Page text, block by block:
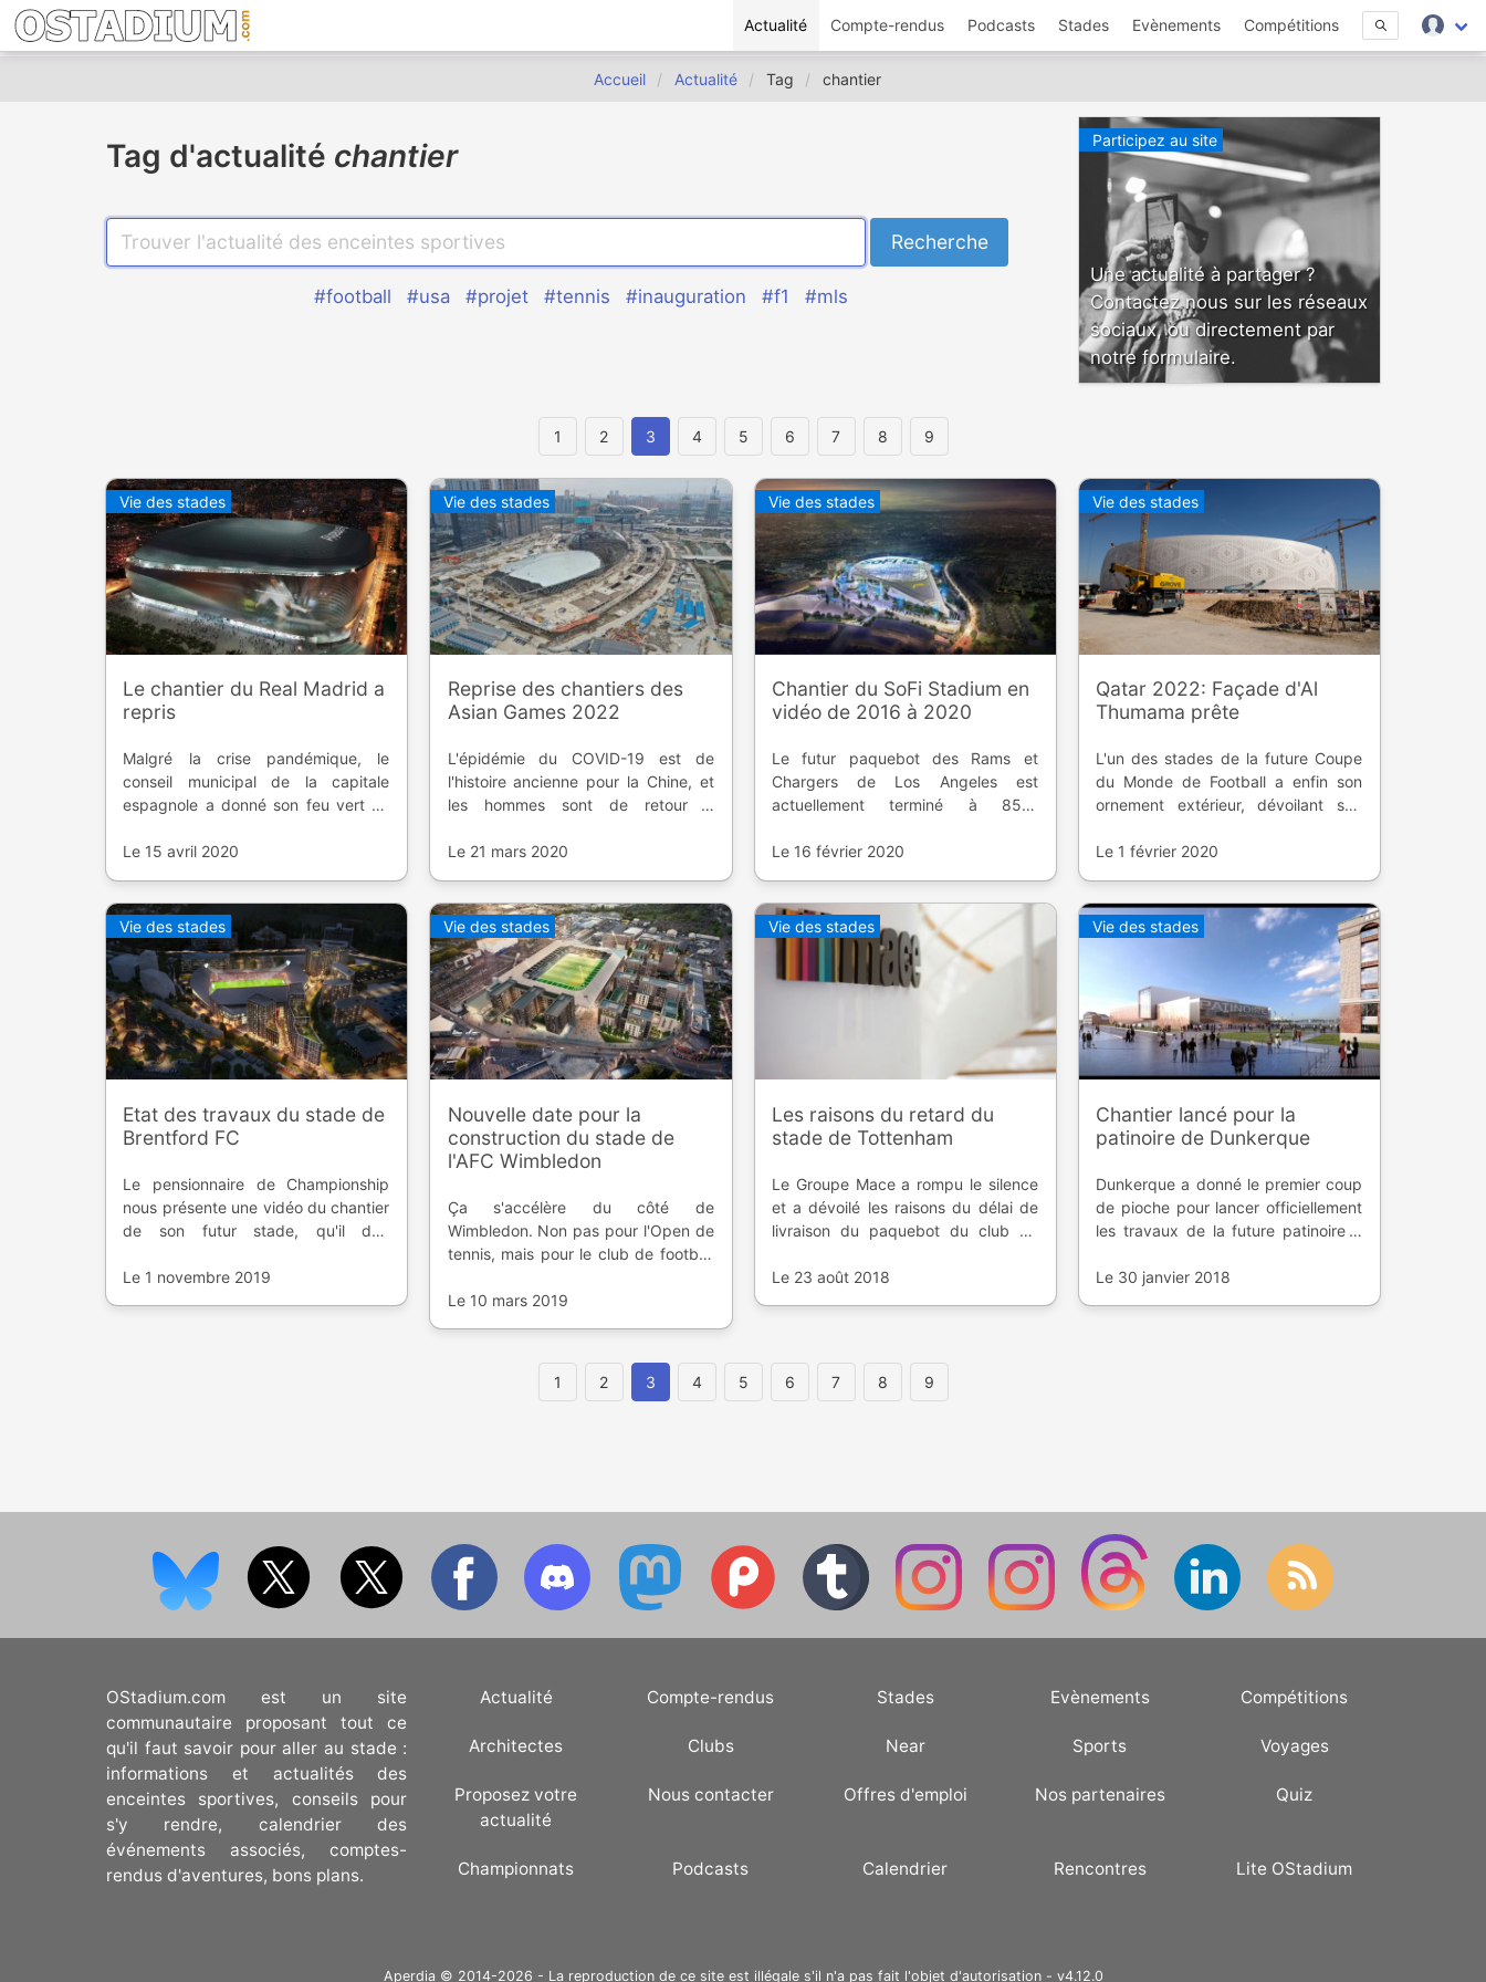
Actualité Compte-rendus Podcasts Stades Evènements Compétitions
Accueil Actualité Tag chantier
Tag d'actualité chantier
#football #usa #projet #tennis #inauguration #f1 #mls
Participez au site
Une actualité à partager ?
Contactez nous sur les réseaux
sociaux, ou directement par
notre formulaire.
1 2 3 4 5 6 7 8 9
Vie des stades
Le chantier du Real Madrid a
repris
Malgré la crise pandémique, le
conseil municipal de la capitale
espagnole a donné son feu vert au
son stade.
Le 15 avril 2020
Vie des stades
Reprise des chantiers des
Asian Games 2022
L'épidémie du COVID-19 est de
l'histoire ancienne pour la Chine, et
les hommes sont de retour à
des Jeux Asiatiques.
Le 21 mars 2020
Vie des stades
Chantier du SoFi Stadium en
vidéo de 2016 à 2020
Le futur paquebot des Rams et
Chargers de Los Angeles est
actuellement terminé à 85%.
2016 à nos jours.
Le 16 février 2020
Vie des stades
Qatar 2022: Façade d'Al
Thumama prête
L'un des stades de la future Coupe
du Monde de Football a enfin son
ornement extérieur, dévoilant son
Le 1 février 2020
Vie des stades
Etat des travaux du stade de
Brentford FC
Le pensionnaire de Championship
nous présente une vidéo du chantier
de son futur stade, qu'il doit
London Irish
Le 1 novembre 2019
Vie des stades
Nouvelle date pour la
construction du stade de
l'AFC Wimbledon
Ça s'accélère du côté de
Wimbledon. Non pas pour l'Open de
tennis, mais pour le club de football
se concrétiser.
Le 10 mars 2019
Vie des stades
Les raisons du retard du
stade de Tottenham
Le Groupe Mace a rompu le silence
et a dévoilé les raisons du délai de
livraison du paquebot du club du
Le 23 août 2018
Vie des stades
Chantier lancé pour la
patinoire de Dunkerque
Dunkerque a donné le premier coup
de pioche pour lancer officiellement
les travaux de la future patinoire à
Le 30 janvier 2018
1 2 3 4 5 6 7 8 9
OStadium.com est un site
communautaire proposant tout ce
qu'il faut savoir pour aller au stade :
informations et actualités des
enceintes sportives, conseils pour
s'y rendre, calendrier des
événements associés, comptes-
rendus d'aventures, bons plans.
Actualité Compte-rendus Stades Evènements Compétitions
Architectes Clubs Near Sports Voyages
Proposez votre
actualité
Nous contacter Offres d'emploi Nos partenaires Quiz
Championnats Podcasts Calendrier Rencontres Lite OStadium
Aperdia © 2014-2026 - La reproduction de ce site est illégale s'il n'a pas fait l'objet d'autorisation - v4.12.0